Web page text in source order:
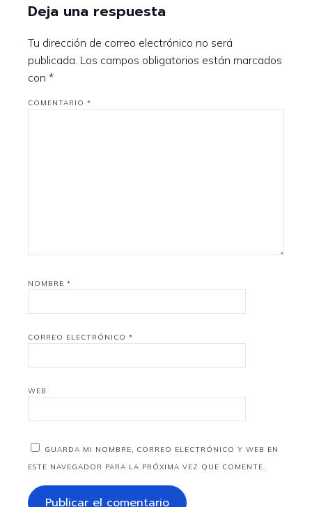
Deja una respuesta
Tu dirección de correo electrónico no será
publicada. Los campos obligatorios están marcados
con *
COMENTARIO *
NOMBRE *
CORREO ELECTRÓNICO *
WEB
GUARDA MI NOMBRE, CORREO ELECTRÓNICO Y WEB EN
ESTE NAVEGADOR PARA LA PRÓXIMA VEZ QUE COMENTE.